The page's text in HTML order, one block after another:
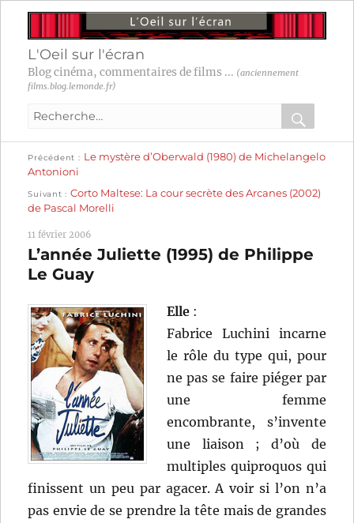
L'Oeil sur l'écran
Blog cinéma, commentaires de films ... (anciennement
films.blog.lemonde.fr)
Recherche
:
OK
Navigation
de
Précédent
précédente :
Le mystère d’Oberwald (1980) de Michelangelo
Antonioni
Suivant
suivante :
Corto Maltese: La cour secrète des Arcanes (2002)
de Pascal Morelli
11 février 2006
L’année Juliette (1995) de Philippe
Le Guay
Elle :
Fabrice Luchini incarne
le rôle du type qui, pour
ne pas se faire piéger par
une femme
encombrante, s’invente
une liaison ; d’où de
multiples quiproquos qui
finissent un peu par agacer. A voir si l’on n’a
pas envie de se prendre la tête mais de grandes